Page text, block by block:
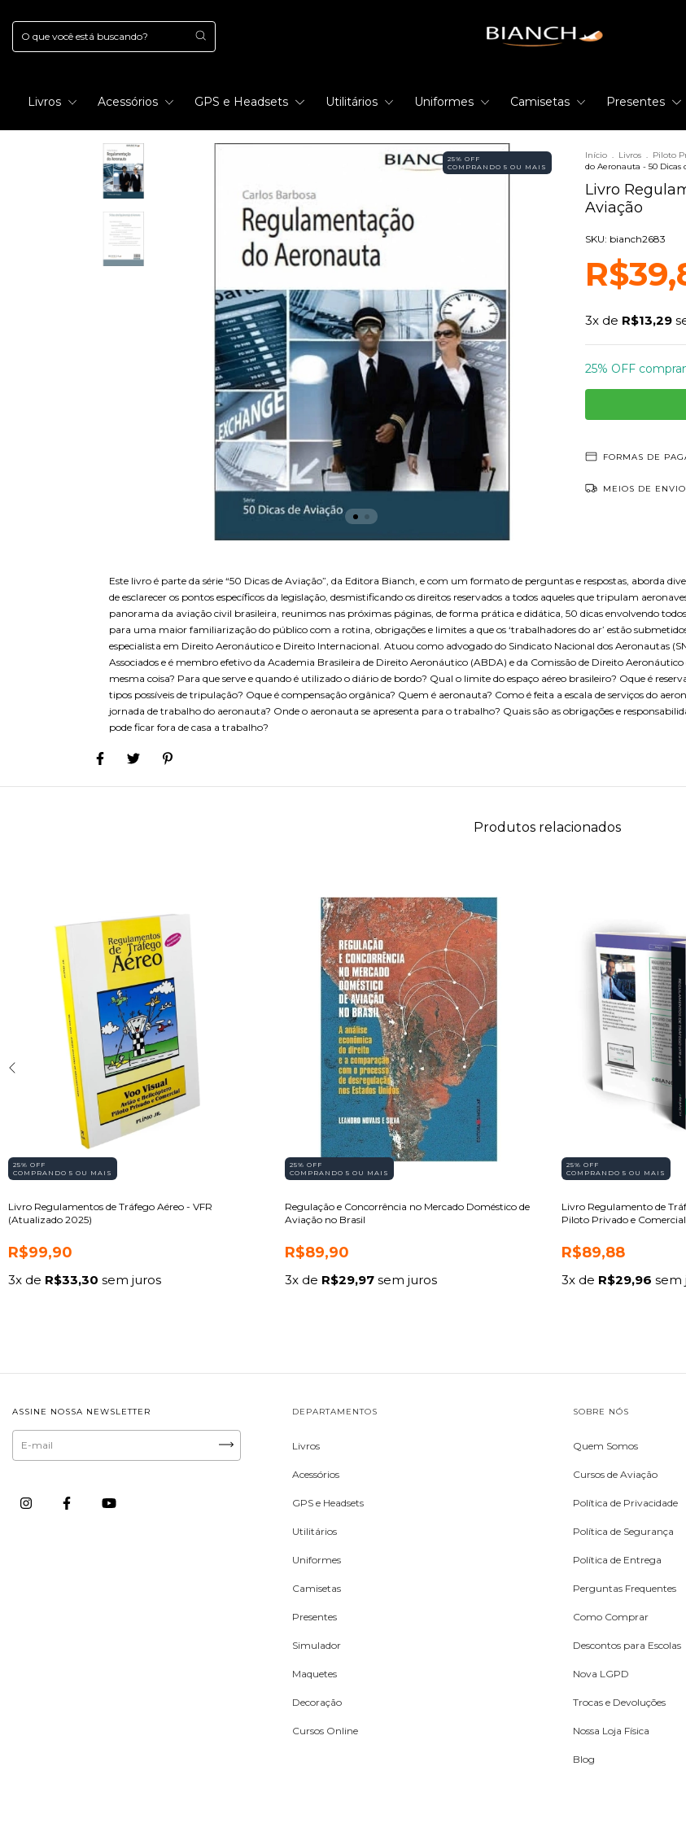
Livros Acessórios GPS e Headsets Utilitários Uniformes Camisetas Presentes
25% OFF
COMPRANDO 5 OU MAIS
Início . Livros . Piloto
do Aeronauta - 50 Dicas
Livro
Aviação
SKU: bianch2683
3x de R$13,29
25% OFF
FORMAS DE
MEIOS DE ENVIO
Este livro é parte da série “50 Dicas de Aviação”, da Editora Bianch, e com um formato de perguntas e respostas, aborda
de esclarecer os pontos específicos da legislação, desmistificando os direitos reservados a todos aqueles que tripulam
panorama da aviação civil brasileira, reunimos nas próximas páginas, de forma prática e didática, 50 dicas envolvendo
para uma maior familiarização do público com a rotina, obrigações e limites a que os ‘trabalhadores do ar’ estão
especialista em Direito Aeronáutico e Direito Internacional. Atuou como advogado do Sindicato Nacional dos Aeronautas
Associados e é membro efetivo da Academia Brasileira de Direito Aeronáutico (ABDA) e da Comissão de Direito
mesma coisa? Para que serve e quando é utilizado o diário de bordo? Qual o limite do espaço aéreo brasileiro? Oque é
tipos possíveis de tripulação? Oque é compensação orgânica? Quem é aeronauta? Como é feita a escala de serviços do
jornada de trabalho do aeronauta? Onde o aeronauta se apresenta para o trabalho? Quais são as obrigações e
pode ficar fora de casa a trabalho?
Produtos relacionados
25% OFF
COMPRANDO 5 OU MAIS
Livro Regulamentos de Tráfego Aéreo - VFR
(Atualizado 2025)
R$99,90
3x de R$33,30 sem juros
25% OFF
COMPRANDO 5 OU MAIS
Regulação e Concorrência no Mercado Doméstico de
Aviação no Brasil
R$89,90
3x de R$29,97sem juros
25% OFF
COMPRANDO 5 OU MAIS
Livro Regulamento de
Piloto Privado e Comercial
R$89,88
3x de R$29,96 sem
ASSINE NOSSA NEWSLETTER DEPARTAMENTOS
Livros
Acessórios
GPS e Headsets
Utilitários
Uniformes
Camisetas
Presentes
Simulador
Maquetes
Decoração
Cursos Online
SOBRE NÓS
Quem Somos
Cursos de Aviação
Política de Privacidade
Política de Segurança
Política de Entrega
Perguntas Frequentes
Como Comprar
Descontos para Escolas
Nova LGPD
Trocas e Devoluções
Nossa Loja Física
Blog